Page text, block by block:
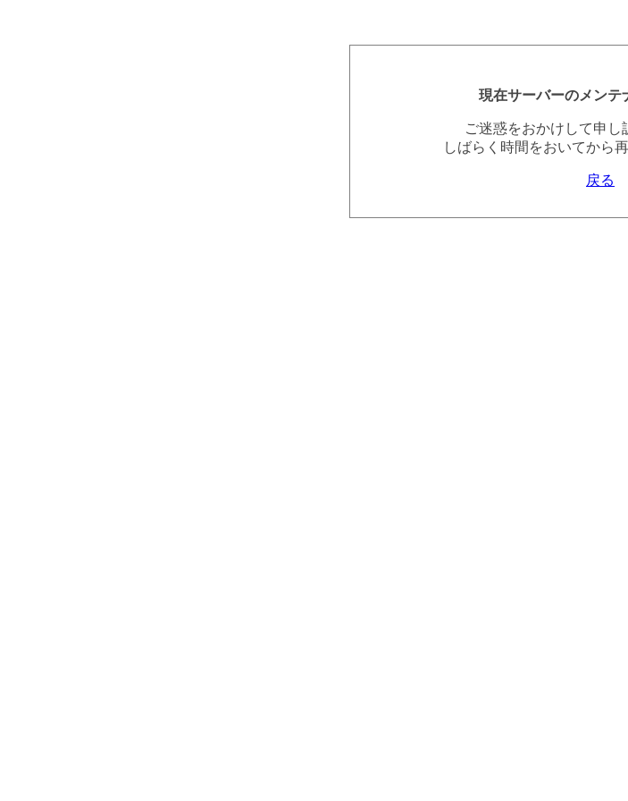
現在サーバーのメンテ
ご迷惑をおかけして申し
しばらく時間をおいてから
戻る